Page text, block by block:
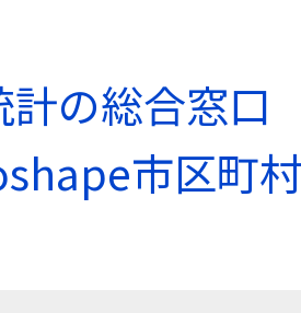
計の総合窓口
市区町